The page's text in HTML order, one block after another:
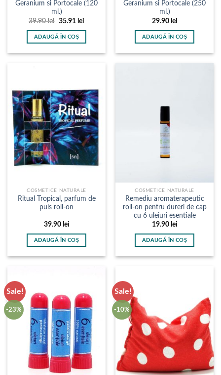
Geranium si Portocale (120
ml.)
39.90lei
Prețul
a
fost:
35.91 leiPrețul
este:
ADAUGĂ ÎN COȘ
Geranium si Portocale (250
ml.)
29.90 lei
ADAUGĂ ÎN COȘ
COSMETICE NATURALE
Ritual Tropical, parfum de
puls roll-on
39.90 lei
ADAUGĂ ÎN COȘ
COSMETICE NATURALE
Remediu aromaterapeutic
roll-on pentru dureri de cap
cu 6 uleiuri esentiale
19.90 lei
ADAUGĂ ÎN COȘ
Sale!
-23%
Sale!
-10%